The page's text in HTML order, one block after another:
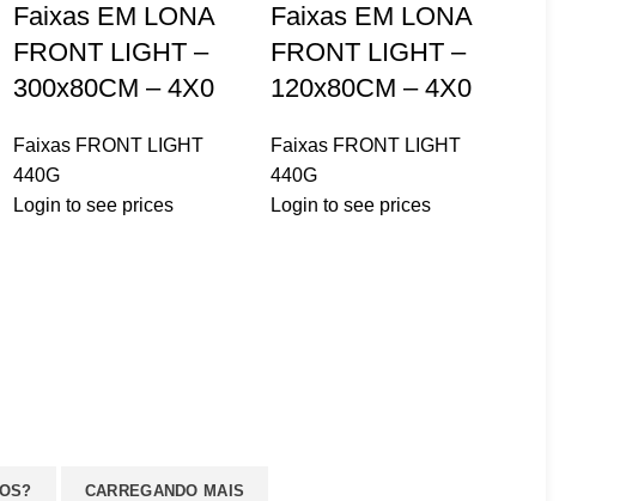
Faixas EM LONA
FRONT LIGHT –
300x80CM – 4X0
Faixas FRONT LIGHT
440G
Login to see prices
Faixas EM LONA
FRONT LIGHT –
120x80CM – 4X0
Faixas FRONT LIGHT
440G
Login to see prices
CARREGANDO MAIS